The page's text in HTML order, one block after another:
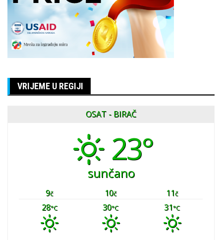
VRIJEME U REGIJI
OSAT - BIRAČ
23°
sunčano
9č 10č 11č
28°C 30°C 31°C